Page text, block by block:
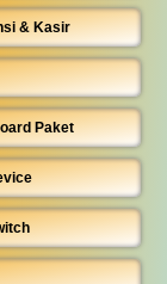
& Kasir
Paket